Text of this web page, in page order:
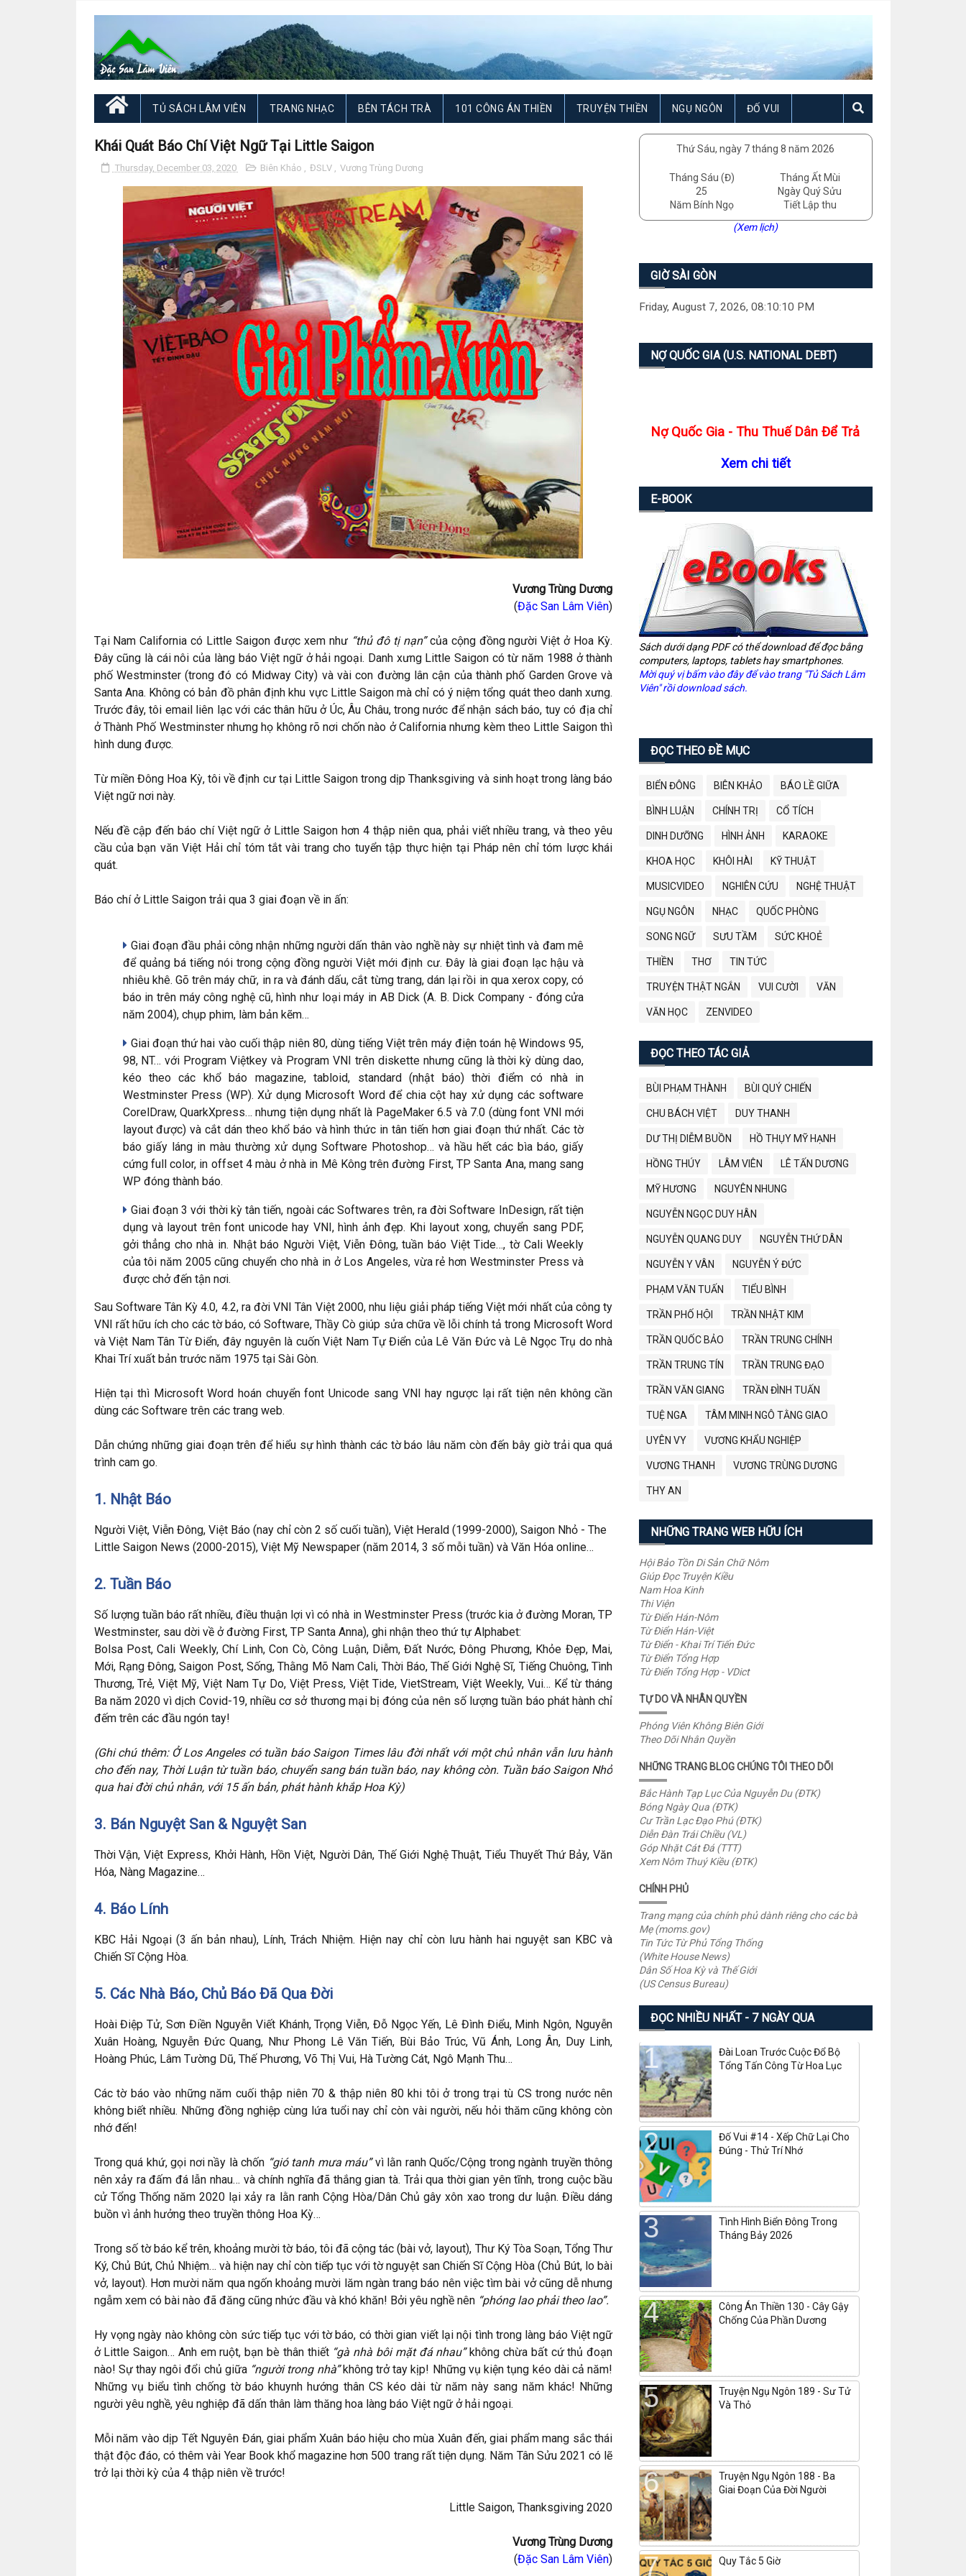
TỦ SÁCH LÂM VIÊN TRANG NHẠC BÊN TÁCH TRÀ 101 CÔNG ÁN THIỀN TRUYỆN THIỀN NGỤ NGÔN ĐỐ VUI
Khái Quát Báo Chí Việt Ngữ Tại Little Saigon
Thursday, December 03, 2020 Biên Khảo , ĐSLV , Vương Trùng Dương
Vương Trùng Dương
(Đặc San Lâm Viên)
Tại Nam California có Little Saigon được xem như “thủ đô tị nạn”của cộng đồng người Việt ở Hoa Kỳ.
Đây cũng là cái nôi của làng báo Việt ngữ ở hải ngoại. Danh xưng Little Saigon có từ năm 1988 ở thành
phố Westminster (trong đó có Midway City) và vài con đường lân cận của thành phố Garden Grove và
Santa Ana. Không có bản đồ phân định khu vực Little Saigon mà chỉ có ý niệm tổng quát theo danh xưng.
Trước đây, tôi email liên lạc với các thân hữu ở Úc, Âu Châu, trong nước để nhận sách báo, tuy có địa chỉ
ở Thành Phố Westminster nhưng họ không rõ nơi chốn nào ở California nhưng kèm theo Little Saigon thì
hình dung được.
Từ miền Đông Hoa Kỳ, tôi về định cư tại Little Saigon trong dịp Thanksgiving và sinh hoạt trong làng báo
Việt ngữ nơi này.
Nếu đề cập đến báo chí Việt ngữ ở Little Saigon hơn 4 thập niên qua, phải viết nhiều trang, và theo yêu
cầu của bạn văn Việt Hải chỉ tóm tắt vài trang cho tuyển tập thực hiện tại Pháp nên chỉ tóm lược khái
quát.
Báo chí ở Little Saigon trải qua 3 giai đoạn về in ấn:
Giai đoạn đầu phải công nhận những người dấn thân vào nghề này sự nhiệt tình và đam mê
để quảng bá tiếng nói trong cộng đồng người Việt mới định cư. Đây là giai đoạn lạc hậu và
nhiêu khê. Gõ trên máy chữ, in ra và đánh dấu, cắt từng trang, dán lại rồi in qua xerox copy, có
báo in trên máy công nghệ cũ, hình như loại máy in AB Dick (A. B. Dick Company - đóng cửa
năm 2004), chụp phim, làm bản kẽm…
Giai đoạn thứ hai vào cuối thập niên 80, dùng tiếng Việt trên máy điện toán hệ Windows 95,
98, NT… với Program Việtkey và Program VNI trên diskette nhưng cũng là thời kỳ dùng dao,
kéo theo các khổ báo magazine, tabloid, standard (nhật báo) thời điểm có nhà in
Westminster Press (WP). Xử dụng Microsoft Word để chia cột hay xử dụng các software
CorelDraw, QuarkXpress… nhưng tiện dụng nhất là PageMaker 6.5 và 7.0 (dùng font VNI mới
layout được) và cắt dán theo khổ báo và hình thức in tân tiến hơn giai đoạn thứ nhất. Các tờ
báo giấy láng in màu thường xử dụng Software Photoshop… và hầu hết các bìa báo, giấy
cứng full color, in offset 4 màu ở nhà in Mê Kông trên đường First, TP Santa Ana, mang sang
WP đóng thành báo.
Giai đoạn 3 với thời kỳ tân tiến, ngoài các Softwares trên, ra đời Software InDesign, rất tiện
dụng và layout trên font unicode hay VNI, hình ảnh đẹp. Khi layout xong, chuyển sang PDF,
gởi thẳng cho nhà in. Nhật báo Người Việt, Viễn Đông, tuần báo Việt Tide…, tờ Cali Weekly
của tôi năm 2005 cũng chuyển cho nhà in ở Los Angeles, vừa rẻ hơn Westminster Press và
được chở đến tận nơi.
Sau Software Tân Kỳ 4.0, 4.2, ra đời VNI Tân Việt 2000, nhu liệu giải pháp tiếng Việt mới nhất của công ty
VNI rất hữu ích cho các tờ báo, có Software, Thầy Cò giúp sửa chữa về lỗi chính tả trong Microsoft Word
và Việt Nam Tân Từ Điển, đây nguyên là cuốn Việt Nam Tự Điển của Lê Văn Đức và Lê Ngọc Trụ do nhà
Khai Trí xuất bản trước năm 1975 tại Sài Gòn.
Hiện tại thì Microsoft Word hoán chuyển font Unicode sang VNI hay ngược lại rất tiện nên không cần
dùng các Software trên các trang web.
Dẫn chứng những giai đoạn trên để hiểu sự hình thành các tờ báo lâu năm còn đến bây giờ trải qua quá
trình cam go.
1. Nhật Báo
Người Việt, Viễn Đông, Việt Báo (nay chỉ còn 2 số cuối tuần), Việt Herald (1999-2000), Saigon Nhỏ - The
Little Saigon News (2000-2015), Việt Mỹ Newspaper (năm 2014, 3 số mỗi tuần) và Văn Hóa online…
2. Tuần Báo
Số lượng tuần báo rất nhiều, điều thuận lợi vì có nhà in Westminster Press (trước kia ở đường Moran, TP
Westminster, sau dời về ở đường First, TP Santa Anna), ghi nhận theo thứ tự Alphabet:
Bolsa Post, Cali Weekly, Chí Linh, Con Cò, Công Luận, Diễm, Đất Nước, Đông Phương, Khỏe Đẹp, Mai,
Mới, Rạng Đông, Saigon Post, Sống, Thằng Mõ Nam Cali, Thời Báo, Thế Giới Nghệ Sĩ, Tiếng Chuông, Tình
Thương, Trẻ, Việt Mỹ, Việt Nam Tự Do, Việt Press, Việt Tide, VietStream, Việt Weekly, Vui… Kể từ tháng
Ba năm 2020 vì dịch Covid-19, nhiều cơ sở thương mại bị đóng của nên số lượng tuần báo phát hành chỉ
đếm trên các đầu ngón tay!
(Ghi chú thêm: Ở Los Angeles có tuần báo Saigon Times lâu đời nhất với một chủ nhân vẫn lưu hành
cho đến nay, Thời Luận từ tuần báo, chuyển sang bán tuần báo, nay không còn. Tuần báo Saigon Nhỏ
qua hai đời chủ nhân, với 15 ấn bản, phát hành khắp Hoa Kỳ)
3. Bán Nguyệt San & Nguyệt San
Thời Vận, Việt Express, Khởi Hành, Hồn Việt, Người Dân, Thế Giới Nghệ Thuật, Tiểu Thuyết Thứ Bảy, Văn
Hóa, Nàng Magazine…
4. Báo Lính
KBC Hải Ngoại (3 ấn bản nhau), Lính, Trách Nhiệm. Hiện nay chỉ còn lưu hành hai nguyệt san KBC và
Chiến Sĩ Cộng Hòa.
5. Các Nhà Báo, Chủ Báo Đã Qua Đời
Hoài Điệp Tử, Sơn Điền Nguyễn Viết Khánh, Trọng Viễn, Đỗ Ngọc Yến, Lê Đình Điểu, Minh Ngôn, Nguyễn
Xuân Hoàng, Nguyễn Đức Quang, Như Phong Lê Văn Tiến, Bùi Bảo Trúc, Vũ Ánh, Long Ân, Duy Linh,
Hoàng Phúc, Lâm Tường Dũ, Thế Phương, Võ Thị Vui, Hà Tường Cát, Ngô Mạnh Thu…
Các tờ báo vào những năm cuối thập niên 70 & thập niên 80 khi tôi ở trong trại tù CS trong nước nên
không biết nhiều. Những đồng nghiệp cùng lứa tuổi nay chỉ còn vài người, nếu hỏi thăm cũng không còn
nhớ đến!
Trong quá khứ, gọi nơi nầy là chốn “gió tanh mưa máu”vì lằn ranh Quốc/Cộng trong ngành truyền thông
nên xảy ra đấm đá lẫn nhau… và chính nghĩa đã thắng gian tà. Trải qua thời gian yên tĩnh, trong cuộc bầu
cử Tổng Thống năm 2020 lại xảy ra lằn ranh Cộng Hòa/Dân Chủ gây xôn xao trong dư luận. Điều dáng
buồn vì ảnh hưởng theo truyền thông Hoa Kỳ…
Trong số tờ báo kể trên, khoảng mười tờ báo, tôi đã cộng tác (bài vở, layout), Thư Ký Tòa Soạn, Tổng Thư
Ký, Chủ Bút, Chủ Nhiệm… và hiện nay chỉ còn tiếp tục với tờ nguyệt san Chiến Sĩ Cộng Hòa (Chủ Bút, lo bài
vở, layout). Hơn mười năm qua ngốn khoảng mười lăm ngàn trang báo nên việc tìm bài vở cũng dễ nhưng
ngẫm xem có bài nào đã đăng cũng nhức đầu và khó khăn! Bởi yêu nghề nên “phóng lao phải theo lao”.
Hy vọng ngày nào không còn sức tiếp tục với tờ báo, có thời gian viết lại nội tình trong làng báo Việt ngữ
ở Little Saigon… Anh em ruột, bạn bè thân thiết “gà nhà bôi mặt đá nhau”không chừa bất cứ thủ đoạn
nào! Sự thay ngôi đổi chủ giữa “người trong nhà”không trở tay kịp! Những vụ kiện tụng kéo dài cả năm!
Những vụ biểu tình chống tờ báo khuynh hướng thân CS kéo dài từ năm này sang năm khác! Những
người yêu nghề, yêu nghiệp đã dấn thân làm thăng hoa làng báo Việt ngữ ở hải ngoại.
Mỗi năm vào dịp Tết Nguyên Đán, giai phẩm Xuân báo hiệu cho mùa Xuân đến, giai phẩm mang sắc thái
thật độc đáo, có thêm vài Year Book khổ magazine hơn 500 trang rất tiện dụng. Năm Tân Sửu 2021 có lẽ
trở lại thời kỳ của 4 thập niên về trước!
Little Saigon, Thanksgiving 2020
Vương Trùng Dương
(Đặc San Lâm Viên)
Thứ Sáu, ngày 7 tháng 8 năm 2026
Tháng Sáu (Đ)
25
Năm Bính Ngọ
Tháng Ất Mùi
Ngày Quý Sửu
Tiết Lập thu
(Xem lịch)
GIỜ SÀI GÒN
Friday, August 7, 2026, 08:10:12 PM
NỢ QUỐC GIA (U.S. NATIONAL DEBT)
Nợ Quốc Gia - Thu Thuế Dân Để Trả
Xem chi tiết
E-BOOK
Sách dưới dạng PDF có thể download để đọc bằng
computers, laptops, tablets hay smartphones.
Mời quý vị bấm vào đây để vào trang "Tủ Sách Lâm
Viên" rồi download sách.
ĐỌC THEO ĐỀ MỤC
BIỂN ĐÔNG BIÊN KHẢO BÁO LỀ GIỮA
BÌNH LUẬN CHÍNH TRỊ CỔ TÍCH
DINH DƯỠNG HÌNH ẢNH KARAOKE
KHOA HỌC KHÔI HÀI KỸ THUẬT
MUSICVIDEO NGHIÊN CỨU NGHỆ THUẬT
NGỤ NGÔN NHẠC QUỐC PHÒNG
SONG NGỮ SƯU TẦM SỨC KHOẺ
THIỀN THƠ TIN TỨC
TRUYỆN THẬT NGẮN VUI CƯỜI VĂN
VĂN HỌC ZENVIDEO
ĐỌC THEO TÁC GIẢ
BÙI PHẠM THÀNH BÙI QUÝ CHIẾN
CHU BÁCH VIỆT DUY THANH
DƯ THỊ DIỄM BUỒN HỒ THỤY MỸ HẠNH
HỒNG THÚY LÂM VIÊN LÊ TẤN DƯƠNG
MỸ HƯƠNG NGUYÊN NHUNG
NGUYỄN NGỌC DUY HÂN
NGUYỄN QUANG DUY NGUYỄN THỨ DÂN
NGUYỄN Y VÂN NGUYỄN Ý ĐỨC
PHẠM VĂN TUẤN TIỂU BÌNH
TRẦN PHỐ HỘI TRẦN NHẬT KIM
TRẦN QUỐC BẢO TRẦN TRUNG CHÍNH
TRẦN TRUNG TÍN TRẦN TRUNG ĐẠO
TRẦN VĂN GIANG TRẦN ĐÌNH TUẤN
TUỆ NGA TÂM MINH NGÔ TẰNG GIAO
UYÊN VY VƯƠNG KHẨU NGHIỆP
VƯƠNG THANH VƯƠNG TRÙNG DƯƠNG
THY AN
NHỮNG TRANG WEB HỮU ÍCH
Hội Bảo Tồn Di Sản Chữ Nôm
Giúp Đọc Truyện Kiều
Nam Hoa Kinh
Thi Viện
Từ Điển Hán-Nôm
Từ Điển Hán-Việt
Từ Điển - Khai Trí Tiến Đức
Từ Điển Tổng Hợp
Từ Điển Tổng Hợp - VDict
TỰ DO VÀ NHÂN QUYỀN
Phóng Viên Không Biên Giới
Theo Dõi Nhân Quyền
NHỮNG TRANG BLOG CHÚNG TÔI THEO DÕI
Bắc Hành Tạp Lục Của Nguyễn Du (ĐTK)
Bóng Ngày Qua (ĐTK)
Cư Trần Lạc Đạo Phú (ĐTK)
Diễn Đàn Trái Chiều (VL)
Góp Nhặt Cát Đá (TTT)
Xem Nôm Thuý Kiều (ĐTK)
CHÍNH PHỦ
Trang mạng của chính phủ dành riêng cho các bà
Mẹ (moms.gov)
Tin Tức Từ Phủ Tổng Thống
(White House News)
Dân Số Hoa Kỳ và Thế Giới
(US Census Bureau)
ĐỌC NHIỀU NHẤT - 7 NGÀY QUA
Đài Loan Trước Cuộc Đổ Bộ
Tổng Tấn Công Từ Hoa Lục
Đố Vui #14 - Xếp Chữ Lại Cho
Đúng - Thử Trí Nhớ
Tình Hình Biển Đông Trong
Tháng Bảy 2026
Công Án Thiền 130 - Cây Gậy
Chống Của Phần Dương
Truyện Ngụ Ngôn 189 - Sư Tử
Và Thỏ
Truyện Ngụ Ngôn 188 - Ba
Giai Đoạn Của Đời Người
Quy Tắc 5 Giờ